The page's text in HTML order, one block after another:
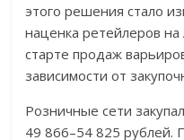
этого решения стало
наценка ретейлеров на
старте продаж
зависимости от
Розничные сети
49 866–54 825 рублей.